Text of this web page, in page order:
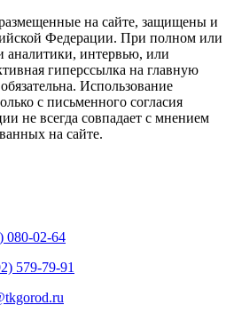
на сайте, защищены и
Федерации. При полном или
аналитики, интервью, или
гиперссылка на главную
Использование
с письменного согласия
не всегда совпадает с мнением
на сайте.
080-02-64
579-79-91